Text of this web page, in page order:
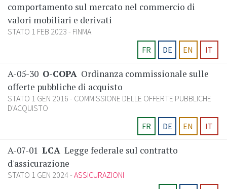
comportamento sul mercato nel commercio di
valori mobiliari e derivati
STATO 1 FEB 2023
FINMA
FR
DE EN IT
A-05-30 O-COPA Ordinanza commissionale sulle
offerte pubbliche di acquisto
STATO 1 GEN 2016
COMMISSIONE DELLE OFFERTE PUBBLICHE
D'ACQUISTO
FR
DE EN IT
A-07-01 LCA Legge federale sul contratto
d'assicurazione
STATO 1 GEN 2024 ASSICURAZIONI